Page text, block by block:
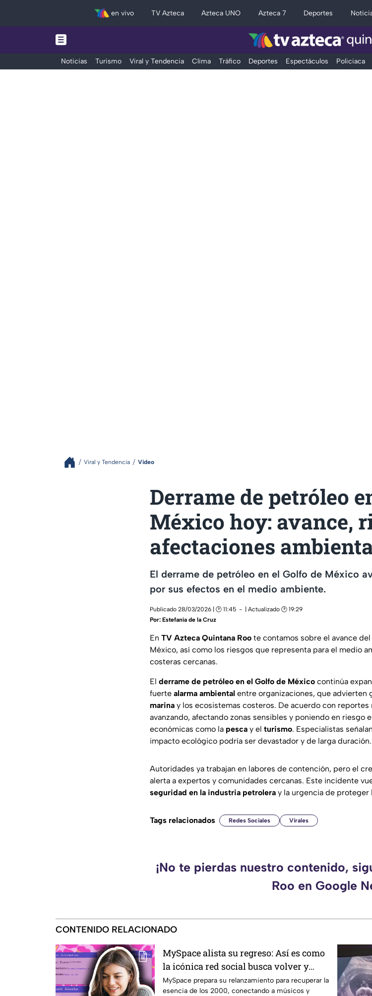
en vivo TV Azteca Azteca UNO Azteca 7 Deportes
Noticias Turismo Viral y Tendencia Clima Tráfico Deportes Espectáculos Policiaca
Viral y Tendencia Video
Derrame de petróleo
México hoy: avance,
afectaciones
El derrame de petróleo en el Golfo de México
por sus efectos en el medio ambiente.
Publicado 28/03/2026 | 🕑 11:45
| Actualizado 🕑 19:29
Por: Estefanía de la Cruz
En TV Azteca Quintana Roo te contamos sobre el avance
México, así como los riesgos que representa para el medio
costeras cercanas.
El derrame de petróleo en el Golfo de México continúa
fuerte alarma ambiental entre organizaciones, que advierten
marina y los ecosistemas costeros. De acuerdo con reportes
avanzando, afectando zonas sensibles y poniendo en riesgo
económicas como la pesca y el turismo. Especialistas
impacto ecológico podría ser devastador y de larga duración.
Autoridades ya trabajan en labores de contención, pero el
alerta a expertos y comunidades cercanas. Este incidente
seguridad en la industria petrolera y la urgencia de proteger
Tags relacionados Redes Sociales Virales
¡No te pierdas nuestro contenido,
Roo en Google
CONTENIDO RELACIONADO
MySpace alista su regreso: Así es como
la icónica red social busca volver y
revivir la esencia de los años 2000
MySpace prepara su relanzamiento para recuperar la
esencia de los 2000, conectando a músicos y